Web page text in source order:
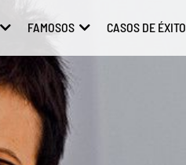
ABRIR ARTISTAS
FAMOSOS ABRIR FAMOSOS
CASOS DE ÉXITO